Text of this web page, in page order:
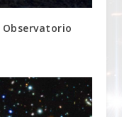
Observatorio